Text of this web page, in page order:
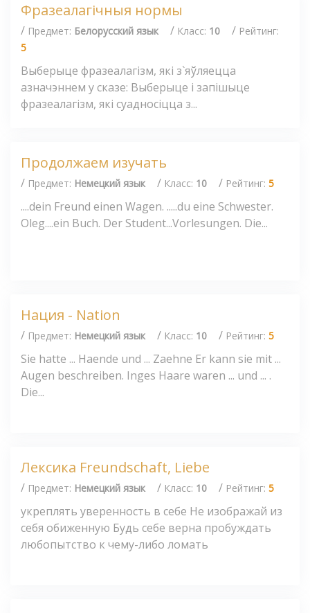
Фразеалагічныя нормы
/ Предмет: Белорусский язык / Класс: 10 / Рейтинг:
5
Выберыце фразеалагізм, які з`яўляецца
азначэннем у сказе: Выберыце і запішыце
фразеалагізм, які суадносіцца з...
Продолжаем изучать
/ Предмет: Немецкий язык / Класс: 10 / Рейтинг: 5
....dein Freund einen Wagen. .....du eine Schwester.
Oleg....ein Buch. Der Student...Vorlesungen. Die...
Нация - Nation
/ Предмет: Немецкий язык / Класс: 10 / Рейтинг: 5
Sie hatte ... Haende und ... Zaehne Er kann sie mit ...
Augen beschreiben. Inges Haare waren ... und ... .
Die...
Лексика Freundschaft, Liebe
/ Предмет: Немецкий язык / Класс: 10 / Рейтинг: 5
укреплять уверенность в себе Не изображай из
себя обиженную Будь себе верна пробуждать
любопытство к чему-либо ломать